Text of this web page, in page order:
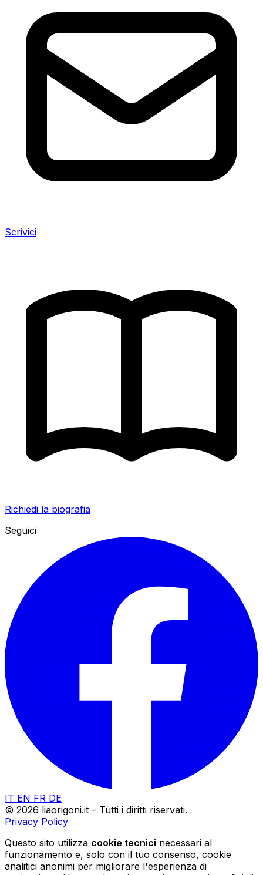
Scrivici
Richiedi la biografia
Seguici
IT EN FR DE
© 2026 liaorigoni.it – Tutti i diritti riservati.
Privacy Policy
Questo sito utilizza cookie tecnici necessari al
funzionamento e, solo con il tuo consenso, cookie
analitici anonimi per migliorare l'esperienza di